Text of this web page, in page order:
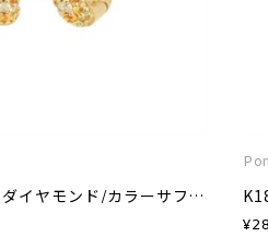
K18YGグリーンダイヤモンド/カラーサファイア/ダイヤモンドピアス
¥